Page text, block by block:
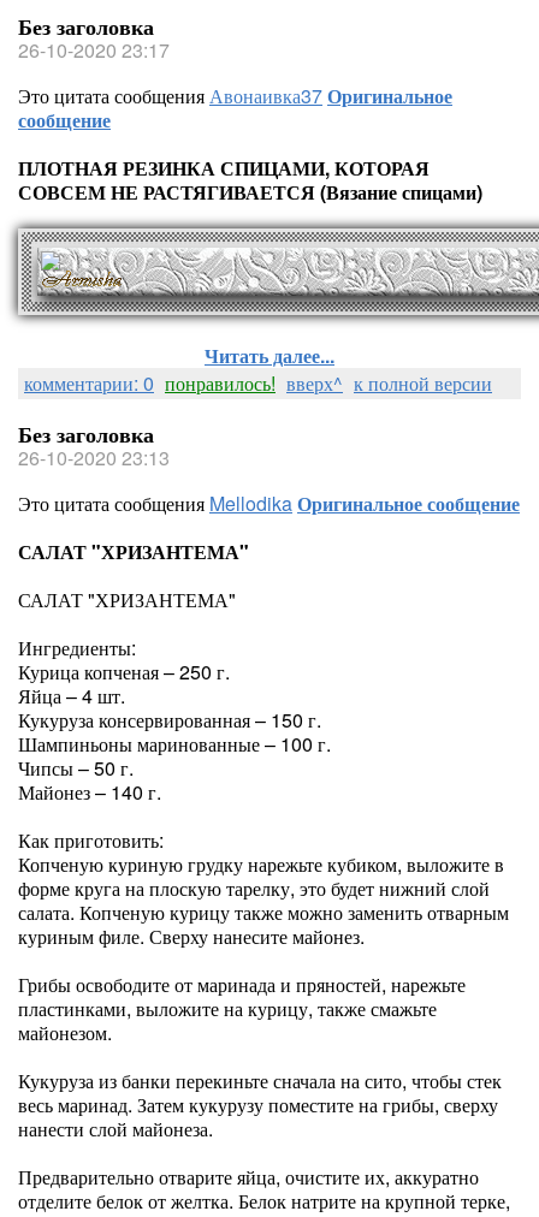
Без заголовка
26-10-2020 23:17
Это цитата сообщенияАвонаивка37Оригинальное
сообщение
ПЛОТНАЯ РЕЗИНКА СПИЦАМИ, КОТОРАЯ
СОВСЕМ НЕ РАСТЯГИВАЕТСЯ (Вязание спицами)
Читать далее...
комментарии: 0 понравилось! вверх^ к полной версии
Без заголовка
26-10-2020 23:13
Это цитата сообщения MellodikaОригинальное сообщение
САЛАТ "ХРИЗАНТЕМА"
САЛАТ "ХРИЗАНТЕМА"
Ингредиенты:
Курица копченая – 250 г.
Яйца – 4 шт.
Кукуруза консервированная – 150 г.
Шампиньоны маринованные – 100 г.
Чипсы – 50 г.
Майонез – 140 г.
Как приготовить:
Копченую куриную грудку нарежьте кубиком, выложите в
форме круга на плоскую тарелку, это будет нижний слой
салата. Копченую курицу также можно заменить отварным
куриным филе. Сверху нанесите майонез.
Грибы освободите от маринада и пряностей, нарежьте
пластинками, выложите на курицу, также смажьте
майонезом.
Кукуруза из банки перекиньте сначала на сито, чтобы стек
весь маринад. Затем кукурузу поместите на грибы, сверху
нанести слой майонеза.
Предварительно отварите яйца, очистите их, аккуратно
отделите белок от желтка. Белок натрите на крупной терке,